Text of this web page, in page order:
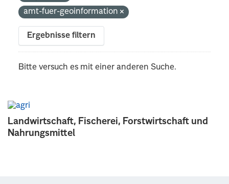
Landwirtschaft, Fischerei, Forstwirtschaft und
Nahrungsmittel
amt-fuer-geoinformation
Ergebnisse filtern
Bitte versuch es mit einer anderen Suche.